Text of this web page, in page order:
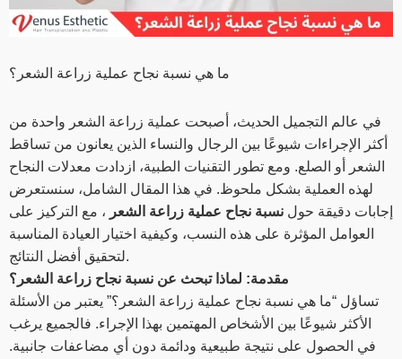
ما هي نسبة نجاح عملية زراعة الشعر؟
في عالم التجميل الحديث، أصبحت عملية زراعة الشعر واحدة من
أكثر الإجراءات شيوعًا بين الرجال والنساء الذين يعانون من تساقط
الشعر أو الصلع. ومع تطور التقنيات الطبية، ازدادت معدلات النجاح
لهذه العملية بشكل ملحوظ. في هذا المقال الشامل، سنستعرض
إجابات دقيقة حول نسبة نجاح عملية زراعة الشعر ، مع التركيز على
العوامل المؤثرة على هذه النسب، وكيفية اختيار العيادة المناسبة
لتحقيق أفضل النتائج.
مقدمة: لماذا تبحث عن نسبة نجاح زراعة الشعر؟
تساؤل “ما هي نسبة نجاح عملية زراعة الشعر؟” يعتبر من الأسئلة
الأكثر شيوعًا بين الأشخاص المهتمين بهذا الإجراء. فالجميع يرغب
في الحصول على نتيجة طبيعية ودائمة دون أي مضاعفات جانبية.